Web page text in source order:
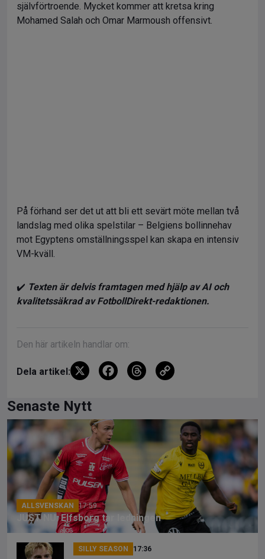
självförtroende. Mycket kommer att kretsa kring
Mohamed Salah och Omar Marmoush offensivt.
På förhand ser det ut att bli ett sevärt möte mellan två
landslag med olika spelstilar – Belgiens bollinnehav
mot Egyptens omställningsspel kan skapa en intensiv
VM-kväll.
✔️ Texten är delvis framtagen med hjälp av AI och
kvalitetssäkrad av FotbollDirekt-redaktionen.
Den här artikeln handlar om:
Dela artikel: X
F
o
o
k
T
a
d
s
Li
n
k
Senaste Nytt
ALLSVENSKAN 17:59
JUST NU: Elfsborg tar ledningen
SILLY SEASON 17:36